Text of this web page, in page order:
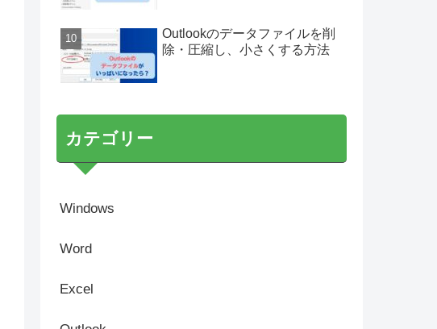
Outlookのデータファイルを削
除・圧縮し、小さくする方法
カテゴリー
Windows
Word
Excel